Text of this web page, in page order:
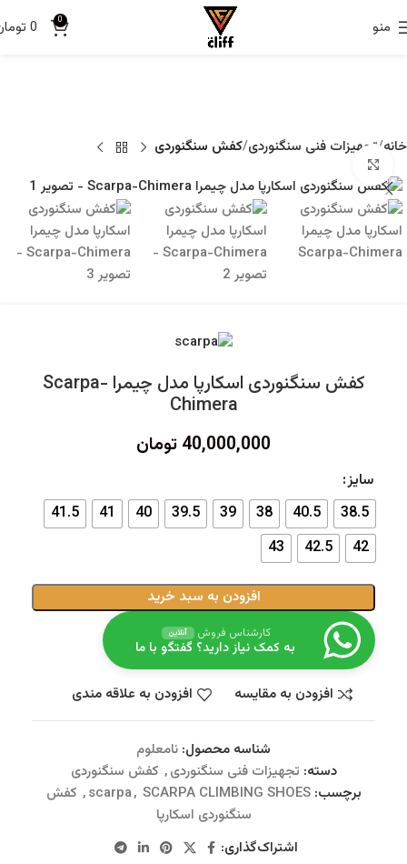
منو 0
0
خانه تجهیزات فنی سنگنوردی کفش سنگنوردی
کفش سنگنوردی اسکارپا مدل چیمرا Scarpa-
Chimera
40,000,000 تومان
سایز
38.5
40.5
38
39
39.5
40
41
41.5
42
42.5
43
افزودن به سبد خرید
کارشناس فروش آنلاین
به کمک نیاز دارید؟ گفتگو با ما
افزودن به مقایسه افزودن به علاقه مندی
شناسه محصول: نامعلوم
دسته: تجهیزات فنی سنگنوردی, کفش سنگنوردی
برچسب:
scarpa, SCARPA CLIMBING SHOES
, کفش
سنگنوردی اسکارپا
اشتراک‌گذاری: